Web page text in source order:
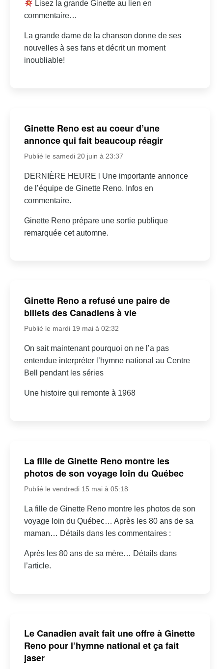
Lisez la grande Ginette au lien en
commentaire…
La grande dame de la chanson donne de ses
nouvelles à ses fans et décrit un moment
inoubliable!
Ginette Reno est au coeur d’une
annonce qui fait beaucoup réagir
Publié le samedi 20 juin à 23:37
DERNIÈRE HEURE l Une importante annonce
de l’équipe de Ginette Reno. Infos en
commentaire.
Ginette Reno prépare une sortie publique
remarquée cet automne.
Ginette Reno a refusé une paire de
billets des Canadiens à vie
Publié le mardi 19 mai à 02:32
On sait maintenant pourquoi on ne l’a pas
entendue interpréter l’hymne national au Centre
Bell pendant les séries
Une histoire qui remonte à 1968
La fille de Ginette Reno montre les
photos de son voyage loin du Québec
Publié le vendredi 15 mai à 05:18
La fille de Ginette Reno montre les photos de son
voyage loin du Québec… Après les 80 ans de sa
maman… Détails dans les commentaires :
Après les 80 ans de sa mère… Détails dans
l’article.
Le Canadien avait fait une offre à Ginette
Reno pour l’hymne national et ça fait
jaser